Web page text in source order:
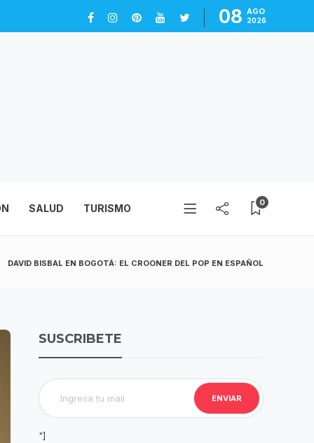
08 AGO
2026
SALUD TURISMO 0
DAVID BISBAL EN BOGOTÁ: EL CROONER DEL POP EN ESPAÑOL
SUSCRIBETE
"]